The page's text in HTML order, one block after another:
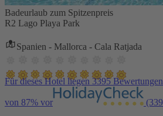
Badeurlaub zum Spitzenpreis
R2 Lago Playa Park
Spanien - Mallorca - Cala Ratjada
Für dieses Hotel liegen 3395
von 87% vor